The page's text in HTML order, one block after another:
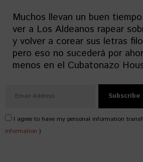
Muchos llevan un buen
ver a Los Aldeanos rapear
y volver a corear sus letras
pero eso no sucederá por
menos en el Cubatonazo
I agree to have my personal information
information )